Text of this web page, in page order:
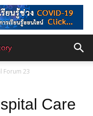
Forum 23
Care